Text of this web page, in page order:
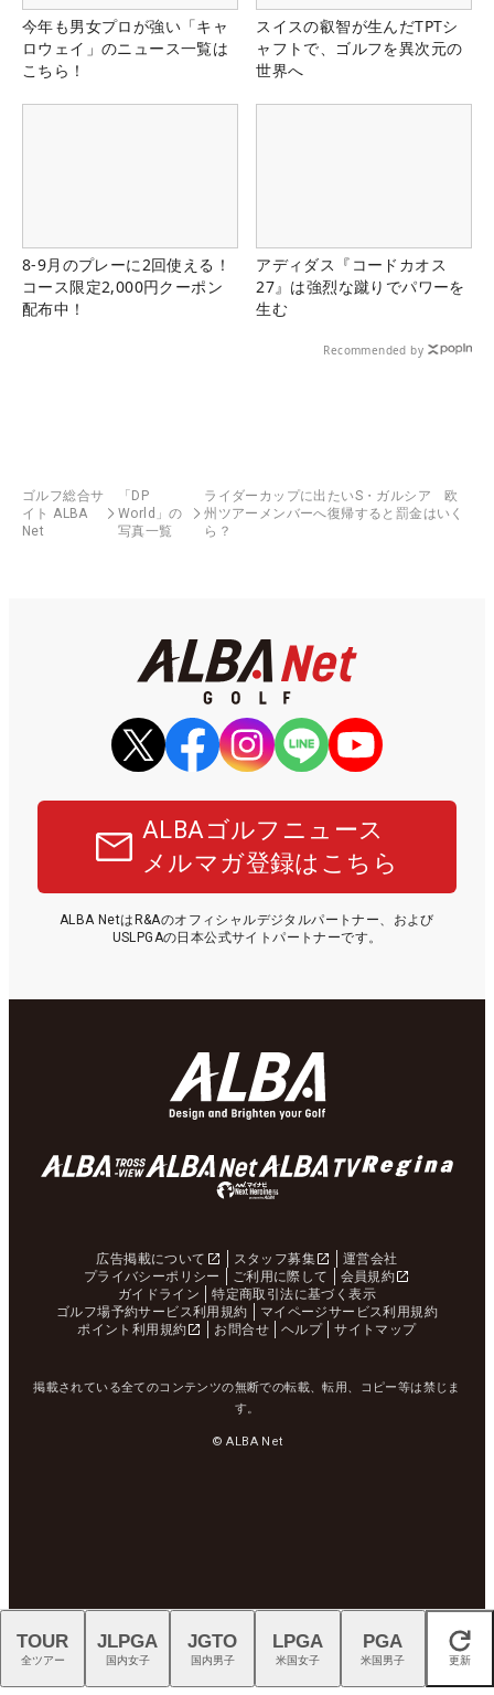
今年も男女プロが強い「キャ
ロウェイ」のニュース一覧は
こちら！
スイスの叡智が生んだTPTシ
ャフトで、ゴルフを異次元の
世界へ
8-9月のプレーに2回使える！
コース限定2,000円クーポン
配布中！
アディダス『コードカオス
27』は強烈な蹴りでパワーを
生む
Recommended by
ゴルフ総合サ
イト ALBA
Net
「DP
World」の
写真一覧
ライダーカップに出たいS・ガルシア 欧
州ツアーメンバーへ復帰すると罰金はいく
ら？
ALBAゴルフニュース
メルマガ登録はこちら
ALBA NetはR&Aのオフィシャルデジタルパートナー、および
USLPGAの日本公式サイトパートナーです。
広告掲載について スタッフ募集
運営会社
プライバシーポリシー
ご利用に際して
会員規約
ガイドライン
特定商取引法に基づく表示
ゴルフ場予約サービス利用規約
マイページサービス利用規約
ポイント利用規約
お問合せ ヘルプ サイトマップ
掲載されている全てのコンテンツの無断での転載、転用、コピー等は禁じま
す。
© ALBA Net
閉じる
TOUR
全ツアー
JLPGA
国内女子
JGTO
国内男子
LPGA
米国女子
PGA
米国男子 更新